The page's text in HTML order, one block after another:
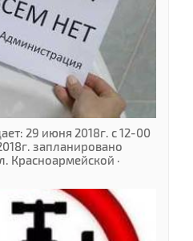
29 июня 2018г. с 12-00
запланировано
Красноармейской ·